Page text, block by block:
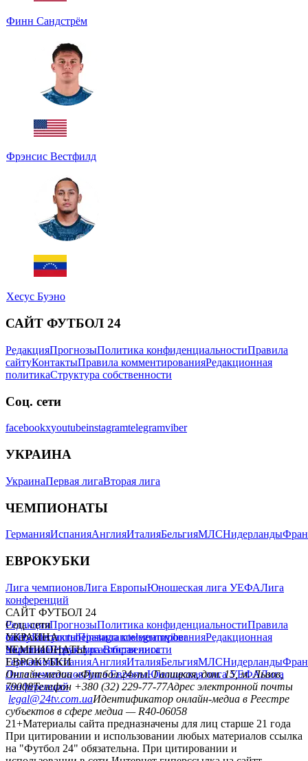
Финн Сандстрём
Фрэнсис Вестфилд
Хесус Буэно
САЙТ ФУТБОЛ 24
РедакцияПрогнозыПолитика конфиденциальностиПравила
сайтуКонтактыПравила комментированияРедакционная
политикаСтруктура собственности
Соц. сети
facebookxyoutubeinstagramtelegramviber
УКРАИНА
УкраинаПервая лигаВторая лига
ЧЕМПИОНАТЫ
ГерманияИспанияАнглияИталияБельгияМЛСНидерланды
ЕВРОКУБКИ
Лига чемпионовЛига ЕвропыЮношеская лига УЕФАЛига
конференций
САЙТ ФУТБОЛ 24
РедакцияПрогнозыПолитика конфиденциальностиПравила
сайтуКонтактыПравила комментированияРедакционная
политикаСтруктура собственности
Соц. сети
facebookxyoutubeinstagramtelegramviber
УКРАИНА
УкраинаПервая лигаВторая лига
ЧЕМПИОНАТЫ
ГерманияИспанияАнглияИталияБельгияМЛСНидерланды
ЕВРОКУБКИ
Лига чемпионовЛига ЕвропыЮношеская лига УЕФАЛига
конференций
Онлайн-медиа «Футбол 24»пл. Галицкая, дом. 15, м. Львов,
79008Телефон +380 (32) 229-77-77Адрес электронной почты
legal@24tv.com.uaИдентификатор онлайн-медиа в Реестре
субъектов в сфере медиа — R40-06058
21+Материалы сайта предназначены для лиц старше 21 года
При цитировании и использовании любых материалов ссылка
на "Футбол 24" обязательна. При цитировании и